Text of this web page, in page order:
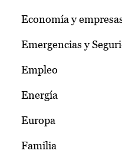
Economía y
Emergencias y
Empleo
Energía
Europa
Familia